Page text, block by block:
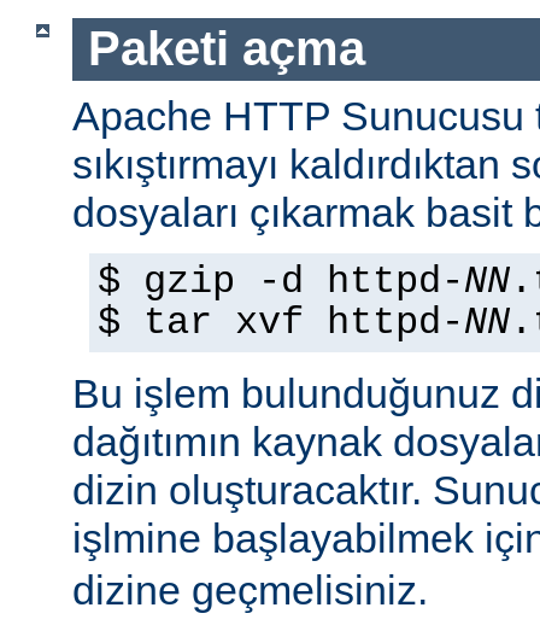
Paketi açma
Apache HTTP Sunucusu
sıkıştırmayı
dosyaları çıkarmak basit
$ gzip -d httpd-NN
$ tar xvf httpd-NN
Bu işlem bulunduğunuz
dağıtımın kaynak
dizin oluşturacaktır.
işlmine başlayabilmek
dizine geçmelisiniz.